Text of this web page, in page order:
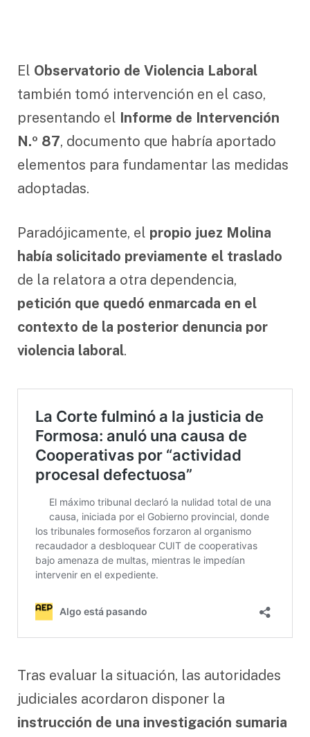
El Observatorio de Violencia Laboral
también tomó intervención en el caso,
presentando el Informe de Intervención
N.º 87, documento que habría aportado
elementos para fundamentar las medidas
adoptadas.
Paradójicamente, el propio juez Molina
había solicitado previamente el traslado
de la relatora a otra dependencia,
petición que quedó enmarcada en el
contexto de la posterior denuncia por
violencia laboral.
Tras evaluar la situación, las autoridades
judiciales acordaron disponer la
instrucción de una investigación sumaria